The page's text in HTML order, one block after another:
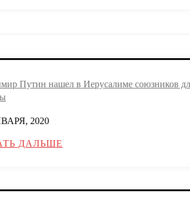
Путин нашел в Иерусалиме союзников
2020
ДАЛЬШЕ